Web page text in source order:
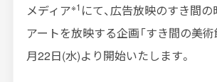
メディア※1 にて、広告放映のすき間
アートを放映する企画「すき間の美術
月22日(水)より開始いたします。